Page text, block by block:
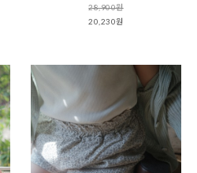
28,900원
20,230원